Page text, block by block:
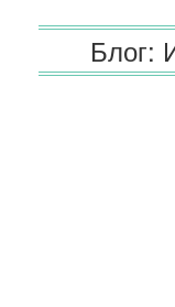
Блог: